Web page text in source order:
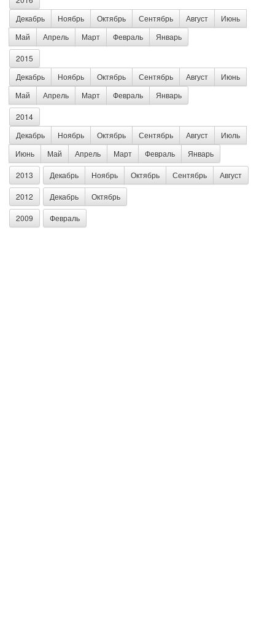
Декабрь
Ноябрь Октябрь Сентябрь Август
Июнь
Май
Апрель Март Февраль Январь
2015
Декабрь
Ноябрь Октябрь Сентябрь Август
Июнь
Май
Апрель Март Февраль Январь
2014
Декабрь
Ноябрь Октябрь Сентябрь Август
Июль
Июнь
Май Апрель Март Февраль Январь
2013 Декабрь Ноябрь Октябрь Сентябрь Август
2012 Декабрь Октябрь
2009 Февраль